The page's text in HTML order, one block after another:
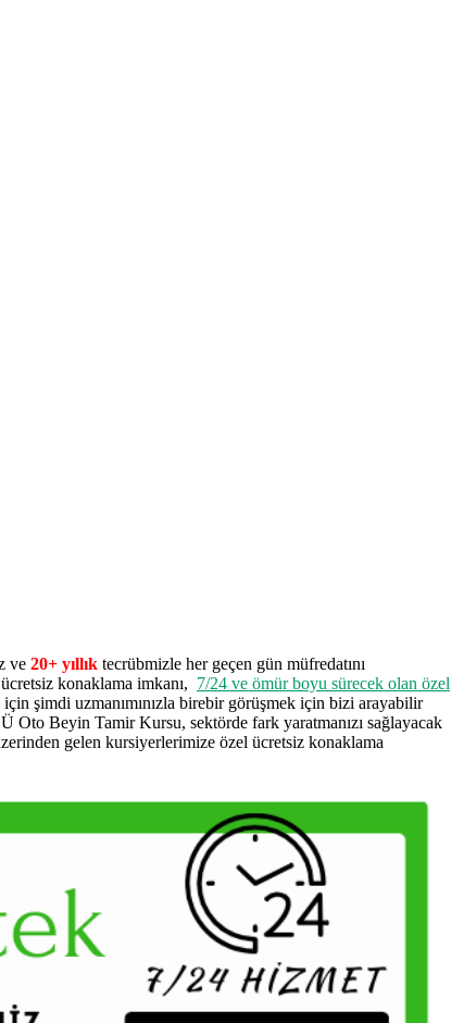
ve 20+ yıllık tecrübmizle her geçen gün müfredatını
konaklama imkanı, 7/24 ve ömür boyu sürecek olan özel
şimdi uzmanımınızla birebir görüşmek için bizi arayabilir
Beyin Tamir Kursu, sektörde fark yaratmanızı sağlayacak
gelen kursiyerlerimize özel ücretsiz konaklama